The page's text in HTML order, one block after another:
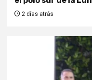
2 días atrás